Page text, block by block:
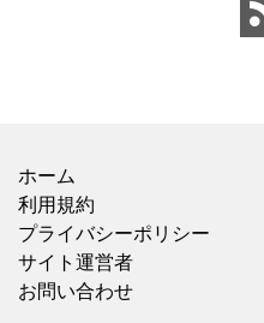
ホーム
利用規約
プライバシーポリシー
サイト運営者
お問い合わせ